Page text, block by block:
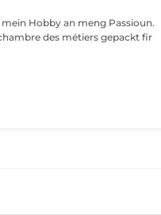
Hobby an meng Passioun.
des métiers gepackt fir